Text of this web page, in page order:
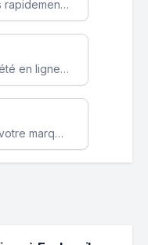
Attirez des clients ciblés rapidement avec des campagnes publicitaires payantes optimisées pour vos objectifs.
Augmentez votre notoriété en ligne et stimulez la croissance de votre entreprise grâce à une stratégie sociale sur mesure.
Renforcez l’identité de votre marque avec un design unique qui capte l’attention et engage vos clients.